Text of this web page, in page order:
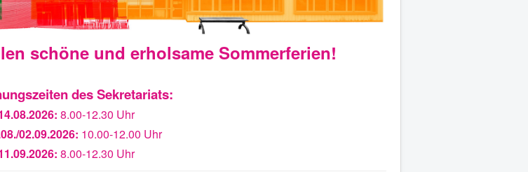
schöne und erholsame Sommerferien!
des Sekretariats:
8.00-12.30 Uhr
02.09.2026: 10.00-12.00 Uhr
8.00-12.30 Uhr